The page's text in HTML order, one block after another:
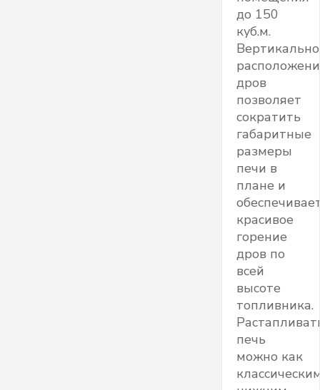
до 150
куб.м.
дров
позволяет
сократить
габаритные
размеры
печи в
плане и
красивое
горение
дров по
всей
высоте
топливника.
печь
можно как